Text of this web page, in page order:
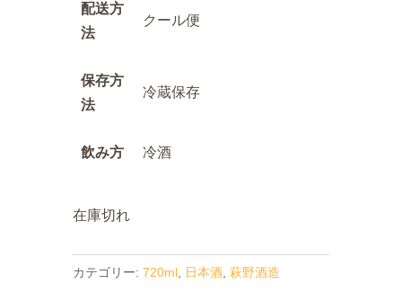
配送方
法
クール便
保存方
法
冷蔵保存
飲み方 冷酒
在庫切れ
カテゴリー: 720ml, 日本酒, 萩野酒造